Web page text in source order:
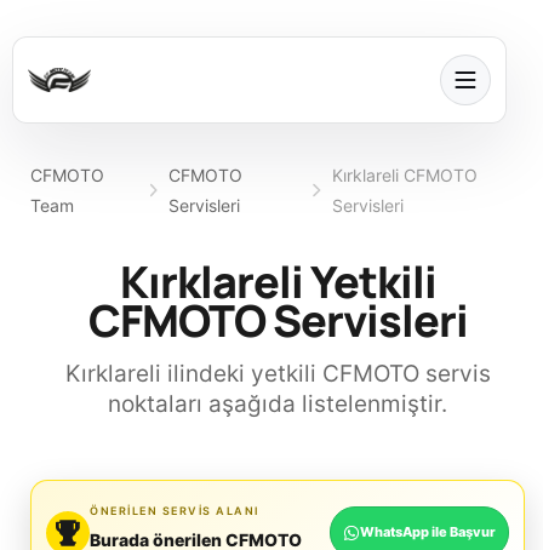
CFMOTO
Team
CFMOTO
Servisleri
Kırklareli CFMOTO
Servisleri
Kırklareli Yetkili
CFMOTO Servisleri
Kırklareli ilindeki yetkili CFMOTO servis
noktaları aşağıda listelenmiştir.
ÖNERILEN SERVIS ALANI
Burada önerilen CFMOTO
WhatsApp ile Başvur